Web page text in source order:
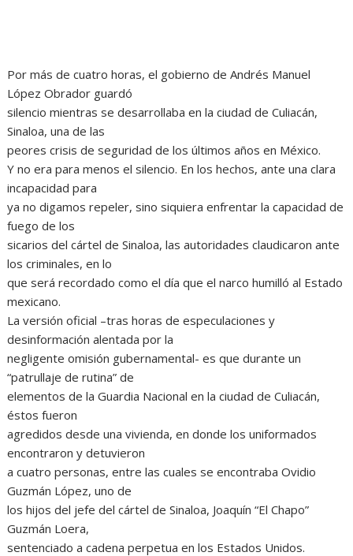
Por más de cuatro horas, el gobierno de Andrés Manuel
López Obrador guardó
silencio mientras se desarrollaba en la ciudad de Culiacán,
Sinaloa, una de las
peores crisis de seguridad de los últimos años en México.
Y no era para menos el silencio. En los hechos, ante una clara
incapacidad para
ya no digamos repeler, sino siquiera enfrentar la capacidad de
fuego de los
sicarios del cártel de Sinaloa, las autoridades claudicaron ante
los criminales, en lo
que será recordado como el día que el narco humilló al Estado
mexicano.
La versión oficial –tras horas de especulaciones y
desinformación alentada por la
negligente omisión gubernamental- es que durante un
“patrullaje de rutina” de
elementos de la Guardia Nacional en la ciudad de Culiacán,
éstos fueron
agredidos desde una vivienda, en donde los uniformados
encontraron y detuvieron
a cuatro personas, entre las cuales se encontraba Ovidio
Guzmán López, uno de
los hijos del jefe del cártel de Sinaloa, Joaquín “El Chapo”
Guzmán Loera,
sentenciado a cadena perpetua en los Estados Unidos.